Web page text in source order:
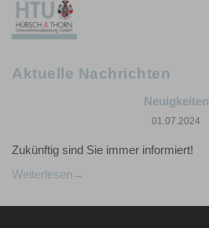
Aktuelle Nachrichten
Neuigkeiten
01.07.2024
Zukünftig sind Sie immer informiert!
Weiterlesen